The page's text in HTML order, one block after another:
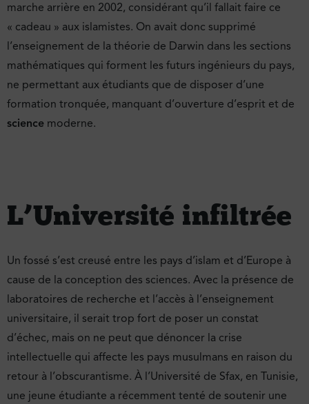
marche arrière en 2002, considérant qu’il fallait faire ce
« cadeau » aux islamistes. On avait donc supprimé
l’enseignement de la théorie de Darwin dans les sections
mathématiques qui forment les futurs ingénieurs du pays,
ne permettant aux étudiants que de disposer d’une
formation tronquée, manquant d’ouverture d’esprit et de
science moderne.
L’Université infiltrée
Un fossé s’est creusé entre les pays d’islam et d’Europe à
cause de la conception des sciences. Avec la présence de
laboratoires de recherche et l’accès à l’enseignement
universitaire, il serait trop fort de poser un constat
d’échec, mais on ne peut que dénoncer la crise
intellectuelle qui affecte les pays musulmans en raison du
retour à l’obscurantisme. À l’Université de Sfax, en Tunisie,
une jeune étudiante a récemment tenté de soutenir une